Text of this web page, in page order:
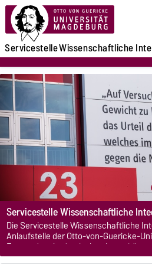
ServicestelleWissenschaftliche
ServicestelleWissenschaftliche
Die Servicestelle Wissenschaftliche
Anlaufstelle der Otto-von-Guericke-
Fragen der akademischen Integrität.